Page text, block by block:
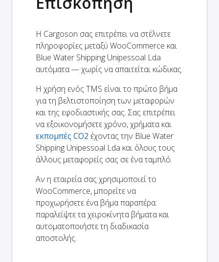
Η Cargoson σας επιτρέπει να στέλνετε
πληροφορίες μεταξύ WooCommerce και
Blue Water Shipping Unipessoal Lda
αυτόματα — χωρίς να απαιτείται κώδικας.
Η χρήση ενός TMS είναι το πρώτο βήμα
για τη βελτιστοποίηση των μεταφορών
και της εφοδιαστικής σας. Σας επιτρέπει
να εξοικονομήσετε χρόνο, χρήματα και
εκπομπές CO2 έχοντας την Blue Water
Shipping Unipessoal Lda και όλους τους
άλλους μεταφορείς σας σε ένα ταμπλό.
Αν η εταιρεία σας χρησιμοποιεί το
WooCommerce, μπορείτε να
προχωρήσετε ένα βήμα παραπέρα:
παραλείψτε τα χειροκίνητα βήματα και
αυτοματοποιήστε τη διαδικασία
αποστολής.